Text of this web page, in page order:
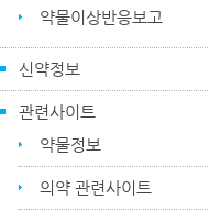
약물이상반응보고
신약정보
관련사이트
약물정보
의약 관련사이트